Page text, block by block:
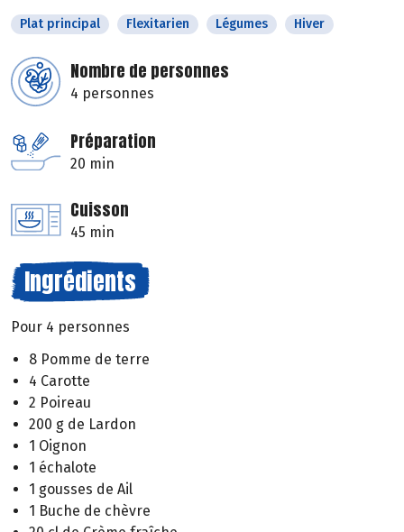
Plat principal Flexitarien Légumes Hiver
Nombre de personnes
4 personnes
Préparation
20 min
Cuisson
45 min
Ingrédients
Pour 4 personnes
8 Pomme de terre
4 Carotte
2 Poireau
200 g de Lardon
1 Oignon
1 échalote
1 gousses de Ail
1 Buche de chèvre